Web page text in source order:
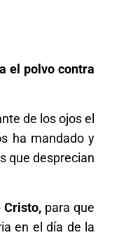
el polvo contra
de los ojos el
ha mandado y
que desprecian
Cristo, para que
en el día de la